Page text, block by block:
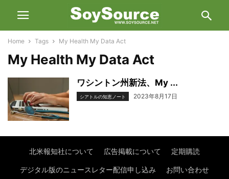
Home Tags My Health My Data Act
My Health My Data Act
ワシントン州新法、My ...
シアトルの知恵ノート 2023年8月17日
北米報知社について 広告掲載について 定期購読
デジタル版のニュースレター配信申し込み お問い合わせ